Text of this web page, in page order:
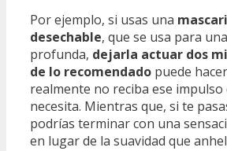
Por ejemplo, si usas una
desechable, que se usa para
profunda, dejarla actuar dos
de lo recomendado puede
realmente no reciba ese impulso
necesita. Mientras que, si te
podrías terminar con una
en lugar de la suavidad que